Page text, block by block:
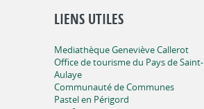
LIENS UTILES
Mediathèque Geneviève Callerot
Office de tourisme du Pays de Saint-
Aulaye
Communauté de Communes
Pastel en Périgord